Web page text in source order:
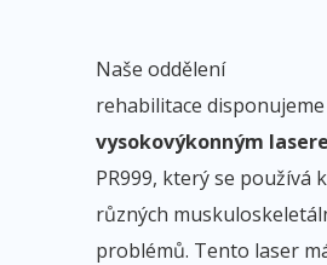
Naše oddělení
rehabilitace
vysokovýkonným
PR999, který se používá
různých
problémů. Tento laser